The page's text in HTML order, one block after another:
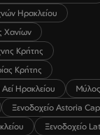
Ηρακλείου
Χανίων
Κρήτης
Κρήτης
Ηρακλείου
Ξενοδοχείο Astoria
Ξενοδοχείο